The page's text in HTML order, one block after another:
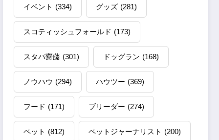
イベント (334) グッズ (281)
スコティッシュフォールド (173)
スタパ齋藤 (301) ドッグラン (168)
ノウハウ (294) ハウツー (369)
フード (171) ブリーダー (274)
ペット (812) ペットジャーナリスト (200)